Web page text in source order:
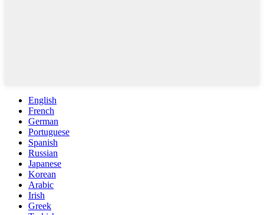
English
French
German
Portuguese
Spanish
Russian
Japanese
Korean
Arabic
Irish
Greek